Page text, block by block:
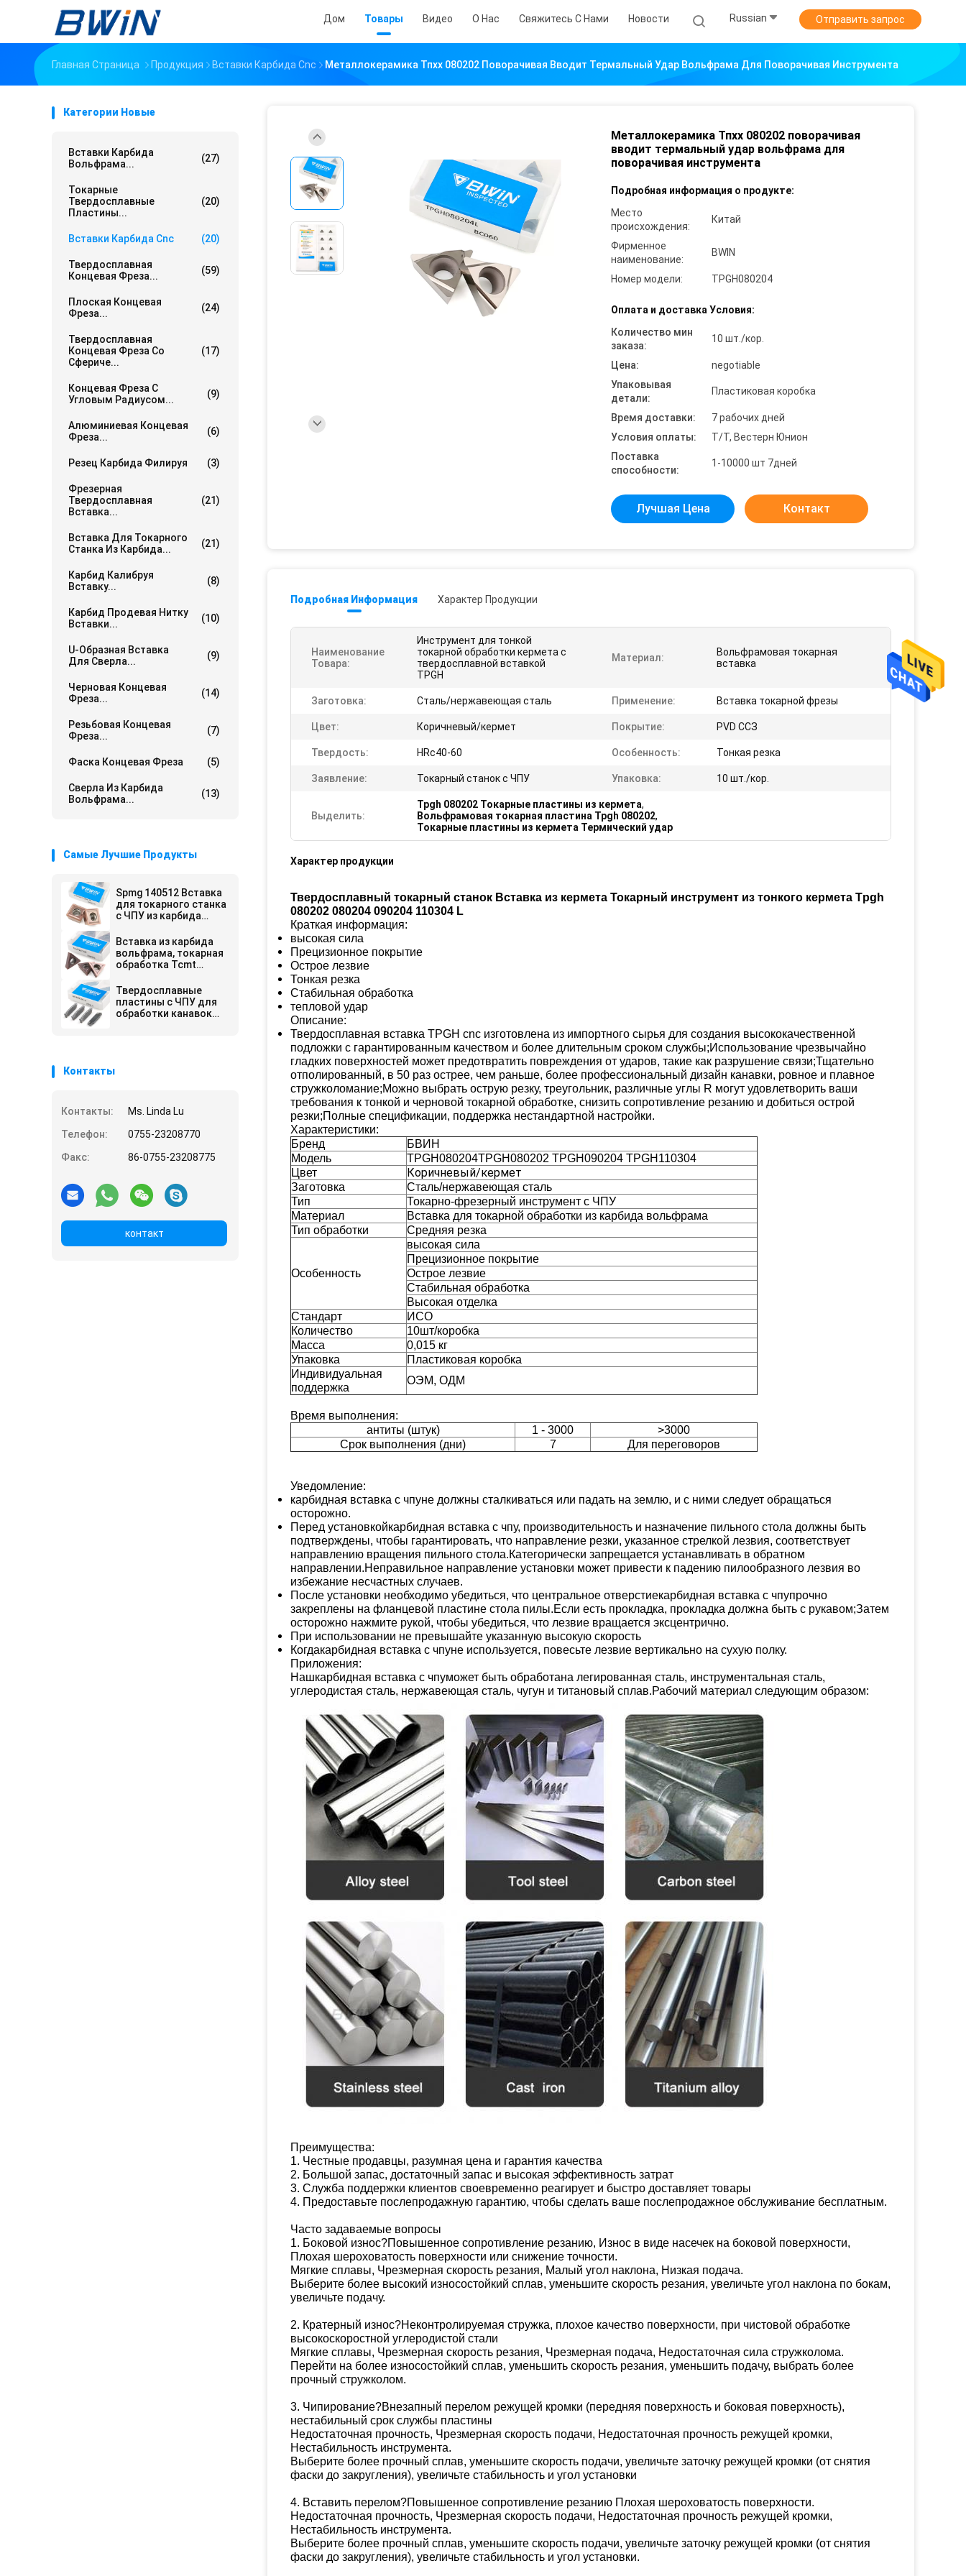
Дом Товары Видео О Нас Свяжитесь С Нами Новости Russian Отправить запрос
Главная Страница Продукция Вставки Карбида Cnc Металлокерамика Тпхх 080202 Поворачивая Вводит Термальный Удар Вольфрама Для Поворачивая Инструмента
Категории Новые
Вставки Карбида
Вольфрама...
(27)
Токарные
Твердосплавные
Пластины...
(20)
Вставки Карбида Cnc (20)
Твердосплавная
Концевая Фреза...
(59)
Плоская Концевая
Фреза...
(24)
Твердосплавная
Концевая Фреза Со
Сфериче...
(17)
Концевая Фреза С
Угловым Радиусом...
(9)
Алюминиевая Концевая
Фреза...
(6)
Резец Карбида Филируя (3)
Фрезерная
Твердосплавная
Вставка...
(21)
Вставка Для Токарного
Станка Из Карбида...
(21)
Карбид Калибруя
Вставку...
(8)
Карбид Продевая Нитку
Вставки...
(10)
U-Образная Вставка
Для Сверла...
(9)
Черновая Концевая
Фреза...
(14)
Резьбовая Концевая
Фреза...
(7)
Фаска Концевая Фреза (5)
Сверла Из Карбида
Вольфрама...
(13)
Самые Лучшие Продукты
Spmg 140512 Вставка
для токарного станка
с ЧПУ из карбида
Вставка из карбида
вольфрама, токарная
обработка Tcmt
Твердосплавные
пластины с ЧПУ для
обработки канавок
Контакты
Контакты:
Ms. Linda Lu
Телефон:
0755-23208770
Факс:
86-0755-23208775
контакт
Металлокерамика Тпхх 080202 поворачивая
вводит термальный удар вольфрама для
поворачивая инструмента
Подробная информация о продукте:
Место
происхождения:
Китай
Фирменное
наименование:
BWIN
Номер модели: TPGH080204
Оплата и доставка Условия:
Количество мин
заказа:
10 шт./кор.
Цена:
negotiable
Упаковывая
детали:
Пластиковая коробка
Время доставки:
7 рабочих дней
Условия оплаты:
Т/Т, Вестерн Юнион
Поставка
способности:
1-10000 шт 7дней
Лучшая Цена Контакт
Подробная Информация Характер Продукции
Наименование
Товара:
Инструмент для тонкой
токарной обработки кермета с
твердосплавной вставкой
TPGH
Материал:
Вольфрамовая токарная
вставка
Заготовка: Сталь/нержавеющая сталь Применение: Вставка токарной фрезы
Цвет: Коричневый/кермет Покрытие: PVD ССЗ
Твердость: HRc40-60 Особенность: Тонкая резка
Заявление: Токарный станок с ЧПУ Упаковка: 10 шт./кор.
Выделить:
Tpgh 080202 Токарные пластины из кермета,
Вольфрамовая токарная пластина Tpgh 080202,
Токарные пластины из кермета Термический удар
Характер продукции
Твердосплавный токарный станок Вставка из кермета Токарный инструмент из тонкого кермета Tpgh
080202 080204 090204 110304 L
Краткая информация:
высокая сила
Прецизионное покрытие
Острое лезвие
Тонкая резка
Стабильная обработка
тепловой удар
Описание:
Твердосплавная вставка TPGH cnc изготовлена ​​из импортного сырья для создания высококачественной
подложки с гарантированным качеством и более длительным сроком службы;Использование чрезвычайно
гладких поверхностей может предотвратить повреждения от ударов, такие как разрушение связи;Тщательно
отполированный, в 50 раз острее, чем раньше, более профессиональный дизайн канавки, ровное и плавное
стружколомание;Можно выбрать острую резку, треугольник, различные углы R могут удовлетворить ваши
требования к тонкой и черновой токарной обработке, снизить сопротивление резанию и добиться острой
резки;Полные спецификации, поддержка нестандартной настройки.
Характеристики:
Бренд
БВИН
Модель
TPGH080204TPGH080202 TPGH090204 TPGH110304
Цвет
Коричневый/кермет
Заготовка
Сталь/нержавеющая сталь
Тип
Токарно-фрезерный инструмент с ЧПУ
Материал
Вставка для токарной обработки из карбида вольфрама
Тип обработки
Средняя резка
Особенность
высокая сила
Прецизионное покрытие
Острое лезвие
Стабильная обработка
Высокая отделка
Стандарт
ИСО
Количество
10шт/коробка
Масса
0,015 кг
Упаковка
Пластиковая коробка
Индивидуальная
поддержка
ОЭМ, ОДМ
Время выполнения:
антиты (штук)
1 - 3000
>3000
Срок выполнения (дни)
7 Для переговоров
Уведомление:
карбидная вставка с чпуне должны сталкиваться или падать на землю, и с ними следует обращаться
осторожно.
Перед установкойкарбидная вставка с чпу, производительность и назначение пильного стола должны быть
подтверждены, чтобы гарантировать, что направление резки, указанное стрелкой лезвия, соответствует
направлению вращения пильного стола.Категорически запрещается устанавливать в обратном
направлении.Неправильное направление установки может привести к падению пилообразного лезвия во
избежание несчастных случаев.
После установки необходимо убедиться, что центральное отверстиекарбидная вставка с чпупрочно
закреплены на фланцевой пластине стола пилы.Если есть прокладка, прокладка должна быть с рукавом;Затем
осторожно нажмите рукой, чтобы убедиться, что лезвие вращается эксцентрично.
При использовании не превышайте указанную высокую скорость
Когдакарбидная вставка с чпуне используется, повесьте лезвие вертикально на сухую полку.
Приложения:
Нашкарбидная вставка с чпуможет быть обработана легированная сталь, инструментальная сталь,
углеродистая сталь, нержавеющая сталь, чугун и титановый сплав.Рабочий материал следующим образом:
Преимущества:
1. Честные продавцы, разумная цена и гарантия качества
2. Большой запас, достаточный запас и высокая эффективность затрат
3. Служба поддержки клиентов своевременно реагирует и быстро доставляет товары
4. Предоставьте послепродажную гарантию, чтобы сделать ваше послепродажное обслуживание бесплатным.
Часто задаваемые вопросы
1. Боковой износ?Повышенное сопротивление резанию, Износ в виде насечек на боковой поверхности,
Плохая шероховатость поверхности или снижение точности.
Мягкие сплавы, Чрезмерная скорость резания, Малый угол наклона, Низкая подача.
Выберите более высокий износостойкий сплав, уменьшите скорость резания, увеличьте угол наклона по бокам,
увеличьте подачу.
2. Кратерный износ?Неконтролируемая стружка, плохое качество поверхности, при чистовой обработке
высокоскоростной углеродистой стали
Мягкие сплавы, Чрезмерная скорость резания, Чрезмерная подача, Недостаточная сила стружколома.
Перейти на более износостойкий сплав, уменьшить скорость резания, уменьшить подачу, выбрать более
прочный стружколом.
3. Чипирование?Внезапный перелом режущей кромки (передняя поверхность и боковая поверхность),
нестабильный срок службы пластины
Недостаточная прочность, Чрезмерная скорость подачи, Недостаточная прочность режущей кромки,
Нестабильность инструмента.
Выберите более прочный сплав, уменьшите скорость подачи, увеличьте заточку режущей кромки (от снятия
фаски до закругления), увеличьте стабильность и угол установки
4. Вставить перелом?Повышенное сопротивление резанию Плохая шероховатость поверхности.
Недостаточная прочность, Чрезмерная скорость подачи, Недостаточная прочность режущей кромки,
Нестабильность инструмента.
Выберите более прочный сплав, уменьшите скорость подачи, увеличьте заточку режущей кромки (от снятия
фаски до закругления), увеличьте стабильность и угол установки.